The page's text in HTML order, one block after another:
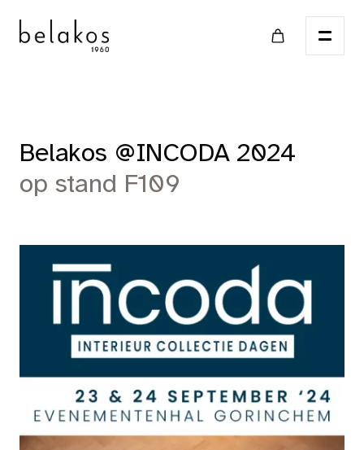
Home
Verkooppunten
Catalogus
Tapijt
Kleed.
Belakos @INCODA 2024
op stand F109